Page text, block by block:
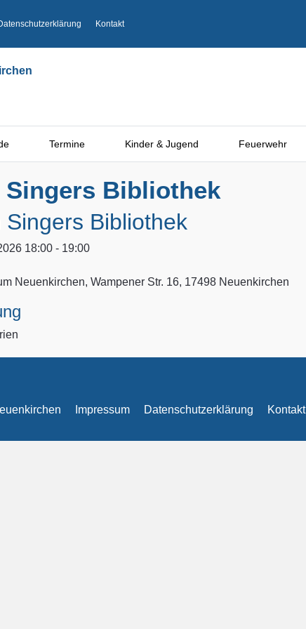
Kontakt
Termine Kinder & Jugend Feuerwehr
Bibliothek
Singers Bibliothek
18:00 - 19:00
Neuenkirchen, Wampener Str. 16, 17498 Neuenkirchen
Impressum Datenschutzerklärung Kontakt